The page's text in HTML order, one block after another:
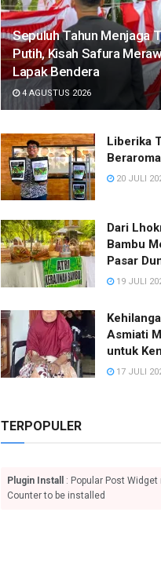
Sepuluh Tahun Menjaga
Putih, Kisah Safura
Lapak Bendera
4 AGUSTUS 2026
Liberika
20 JULI
Dari
Bambu
Pasar
19 JULI
Asmiati
untuk
17 JULI
TERPOPULER
Plugin Install
: Popular Post
Counter to be installed